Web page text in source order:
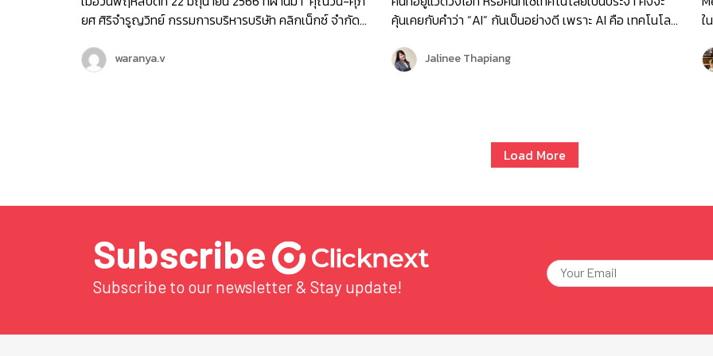
E-meeting , Kept Point , AI Team ปิดท้ายด้วยทีม
ช่วง Team Present ก็ต่อกันด้วยกิจกรรมปล่อยจอย
ปล่อยใจกับบูธอาหารและซุ้มกิจกรรมสุดม่วนที่เหมือนยกงาน
บุ
ร
บุ
ยศ ศิริจำรูญวิทย์ กรรมการบริหารบริษัท คลิกเน็กซ์ จำกัด
ประกันสังคม เพื่อหารือเกี่ยวกับแนวทางการพัฒนาการให้
บริการ ” โครงการบริการส่งข้อความสั้นทางโทรศัพท์มือ
ระบบ One Time Password (OTP) ซึ่งเป็นชุดรหัสผ่าน
ปลอดภัยในการทำธุรกรรมอิเล็กทรอนิกส์ ซึ่ง ระบบ SMS จะ
ถูกใช้งานในการแจ้งเตือนการชำระเงินสมทบ เพื่อไม่ให้ผู้
ประกันตนตามมาตรา 39 สิ้นสภาพการเป็นผู้ประกันตน ด้วย
waranya.v
คุ้นเคยกับคำว่า “AI” กันเป็นอย่างดี เพราะ AI คือ เทคโนโลยี
ฉลาดที่สามารถทำงานได้ใกล้เคียงกับมนุษย์เรา และ AI ยัง
เป็นเทคโนโลยีที่ติดอันดับ 1 ของการจัดอันดับเทรนด์
ว่าจะเป็น แชทบอทที่เข้าใจบทสนทนา สามารถถาม-ตอบได้
หลากหลายอย่าง ChatGPT การสร้างภาพโดยใช้คีย์เวิร์ด
เป็นส่วนหนึ่งของเครื่องมือบนแพลตฟอร์ม เช่น Adobe,
อนาคต จะมีการปรับตัวเพื่อทำงานร่วมกับมนุษย์มากขึ้น มี
ความแม่นยำมากขึ้น ประกอบกับการที่ข้อจำกัดในด้าน
ฮาร์ดแวร์ลดลง บวกกับเทคโนโลยีในปัจจุบันที่ทำให้การ
Jalinee Thapiang
ใ
นั
จ
ม
Load More
Subscribe
Subscribe to our newsletter & Stay update!